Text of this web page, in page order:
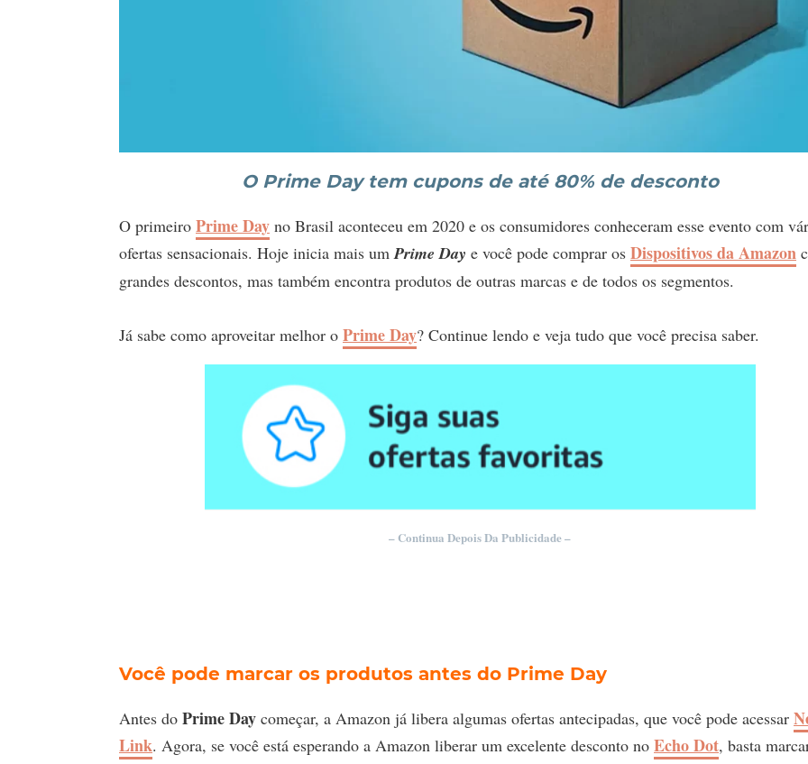
O Prime Day tem cupons de até 80% de desconto
O primeiro Prime Day no Brasil aconteceu em 2020 e os consumidores conheceram esse evento com
ofertas sensacionais. Hoje inicia mais um Prime Day e você pode comprar os Dispositivos da Amazon
grandes descontos, mas também encontra produtos de outras marcas e de todos os segmentos.
Já sabe como aproveitar melhor o Prime Day? Continue lendo e veja tudo que você precisa saber.
– Continua Depois Da Publicidade –
Você pode marcar os produtos antes do Prime Day
Antes do Prime Day começar, a Amazon já libera algumas ofertas antecipadas, que você pode acessar
Link. Agora, se você está esperando a Amazon liberar um excelente desconto no Echo Dot, basta